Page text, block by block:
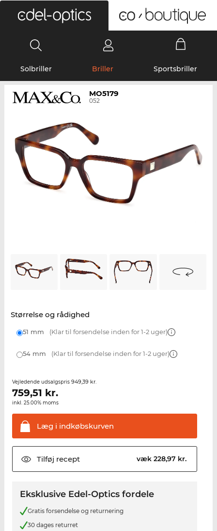
Solbriller Briller Sportsbriller
MO5179
052
Størrelse og rådighed
51 mm (Klar til forsendelse inden for 1-2 uger)
54 mm (Klar til forsendelse inden for 1-2 uger)
Vejledende udsalgspris 949,39 kr.
759,51 kr.
inkl. 25.00% moms
Læg i indkøbskurven
Tilføj recept væk 228,97 kr.
Eksklusive Edel-Optics fordele
Gratis forsendelse og returnering
30 dages returret